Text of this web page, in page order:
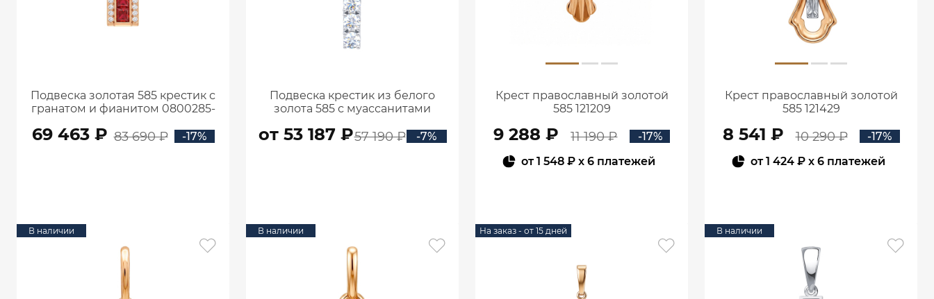
Подвеска золотая 585 крестик с
гранатом и фианитом 0800285-
69 463 ₽ 83 690 ₽ -17%
Подвеска крестик из белого
золота 585 с муассанитами
от 53 187 ₽57 190 ₽ -7%
Крест православный золотой
585 121209
9 288 ₽ 11 190 ₽
-17%
от1 548 ₽ x 6 платежей
Крест православный золотой
585 121429
8 541 ₽ 10 290 ₽
-17%
от1 424 ₽x 6 платежей
В наличии В наличии На заказ - от 15 дней В наличии